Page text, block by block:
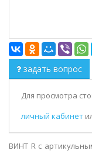
задать вопрос
Для просмотра
личный кабинет
ВИНТ R с